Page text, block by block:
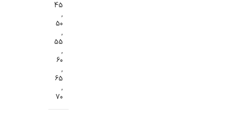
45
,
50
,
55
,
60
,
65
,
70